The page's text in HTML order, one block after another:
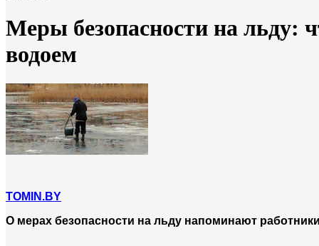
Меры безопасности на льду:
водоем
TOMIN.BY
О мерах безопасности на льду напоминают